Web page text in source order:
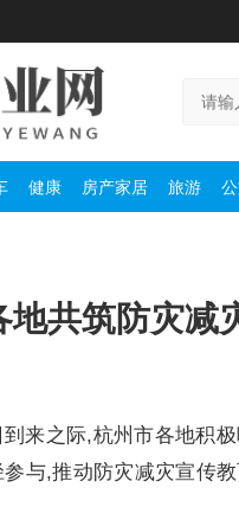
健康 房产家居 旅游
共筑防灾减
来之际,杭州市各地积
与,推动防灾减灾宣传教